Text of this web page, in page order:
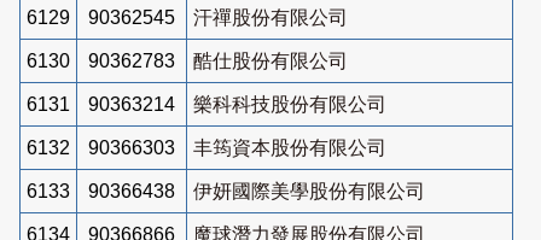
6129 90362545 汗禪股份有限公司
6130 90362783 酷仕股份有限公司
6131 90363214 樂科科技股份有限公司
6132 90366303 丰筠資本股份有限公司
6133 90366438 伊妍國際美學股份有限公司
6134 90366866 魔球潛力發展股份有限公司